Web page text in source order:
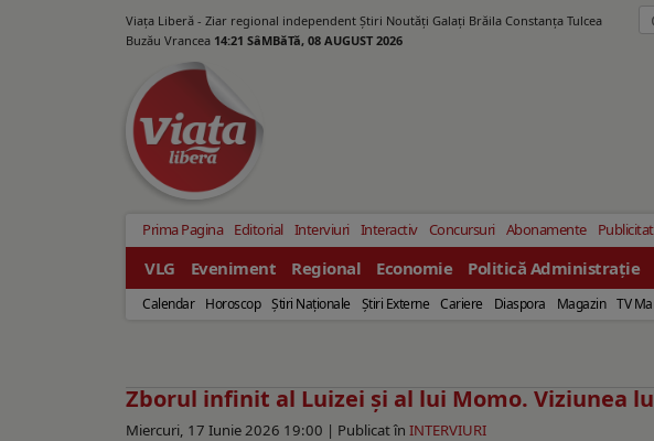
Viața Liberă - Ziar regional independent Știri Noutăți Galaţi Brăila Constanţa Tulcea
Buzău Vrancea 14:21 SâMBăTă, 08 AUGUST 2026
Prima Pagina Editorial Interviuri Interactiv Concursuri Abonamente
VLG Eveniment Regional Economie Politică Administrație
Calendar Horoscop Ştiri Naţionale Ştiri Externe Cariere Diaspora Magazin TV
Zborul infinit al Luizei şi al lui Momo. Viziunea
Miercuri, 17 Iunie 2026 19:00 | Publicat în INTERVIURI